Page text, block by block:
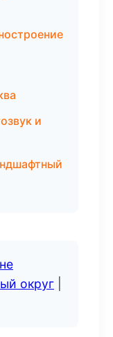
и
округ